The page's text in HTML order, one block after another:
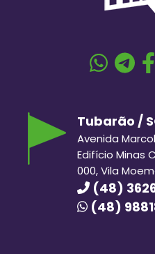
Tubarão /
Avenida
Edifício Minas
000, Vila
(48)
(48)